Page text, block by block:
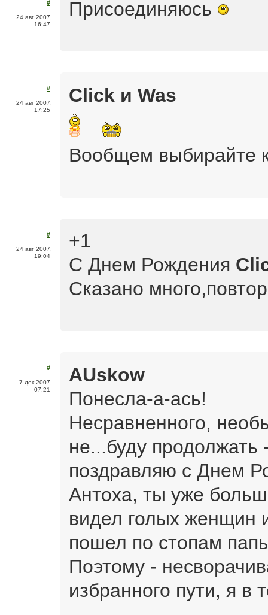
#
24 авг 2007,
16:47
Присоединяюсь
#
24 авг 2007,
17:25
Click и Was
Вообщем выбирайте
#
24 авг 2007,
19:04
+1
С Днем Рождения
Сказано
#
7 дек 2007,
07:21
AUskow
Понесла-а-ась!
Несравненного,
не...буду
поздравляю с Днем
Антоха, ты уже
видел голых женщин
пошел по стопам
Поэтому -
избранного пути, я в